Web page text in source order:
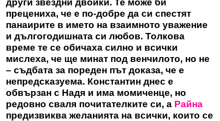
други звездни двойки. Те може би
прецениха, че е по-добре да си спестят
панаирите в името на взаимното уважение
и дългогодишната си любов. Толкова
време те се обичаха силно и всички
мислеха, че ще минат под венчилото, но не
– съдбата за пореден път доказа, че е
непредсказуема. Константин днес е
обвързан с Надя и има момиченце, но
редовно сваля почитателките си, а Райна
предизвиква желанията на всички, които се